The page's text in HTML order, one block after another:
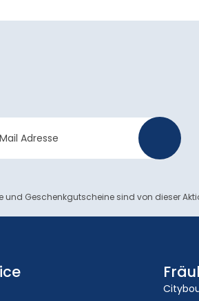
und Geschenkgutscheine sind von dieser